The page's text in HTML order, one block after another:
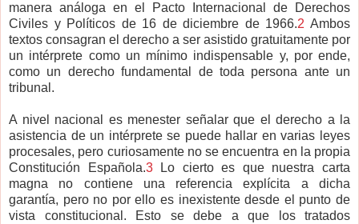
manera análoga en el Pacto Internacional de Derechos
Civiles y Políticos de 16 de diciembre de 1966.2 Ambos
textos consagran el derecho a ser asistido gratuitamente por
un intérprete como un mínimo indispensable y, por ende,
como un derecho fundamental de toda persona ante un
tribunal.
A nivel nacional es menester señalar que el derecho a la
asistencia de un intérprete se puede hallar en varias leyes
procesales, pero curiosamente no se encuentra en la propia
Constitución Española.3Lo cierto es que nuestra carta
magna no contiene una referencia explícita a dicha
garantía, pero no por ello es inexistente desde el punto de
vista constitucional. Esto se debe a que los tratados